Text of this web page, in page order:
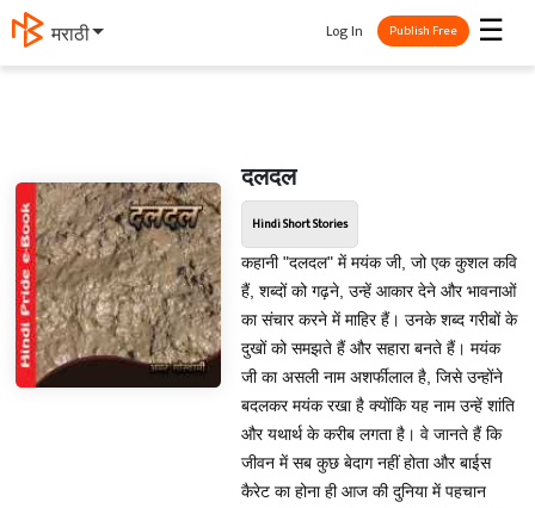
मराठी ☰
Log In Publish Free
दलदल
Hindi Short Stories
कहानी "दलदल" में मयंक जी, जो एक कुशल कवि
हैं, शब्दों को गढ़ने, उन्हें आकार देने और भावनाओं
का संचार करने में माहिर हैं। उनके शब्द गरीबों के
दुखों को समझते हैं और सहारा बनते हैं। मयंक
जी का असली नाम अशर्फीलाल है, जिसे उन्होंने
बदलकर मयंक रखा है क्योंकि यह नाम उन्हें शांति
और यथार्थ के करीब लगता है। वे जानते हैं कि
जीवन में सब कुछ बेदाग नहीं होता और बाईस
कैरेट का होना ही आज की दुनिया में पहचान